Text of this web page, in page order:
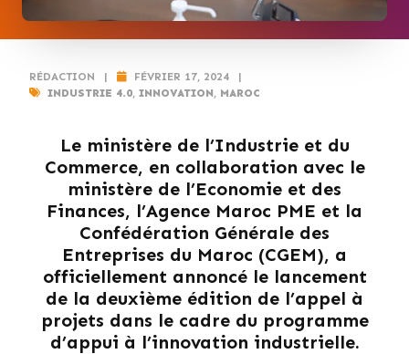
RÉDACTION | FÉVRIER 17, 2024
|
INDUSTRIE 4.0, INNOVATION, MAROC
Le ministère de l’Industrie et du
Commerce, en collaboration avec le
ministère de l’Economie et des
Finances, l’Agence Maroc PME et la
Confédération Générale des
Entreprises du Maroc (CGEM), a
officiellement annoncé le lancement
de la deuxième édition de l’appel à
projets dans le cadre du programme
d’appui à l’innovation industrielle.